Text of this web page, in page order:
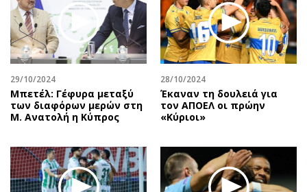
29/10/2024
Μπετέλ: Γέφυρα μεταξύ
των διαφόρων μερών στη
Μ. Ανατολή η Κύπρος
28/10/2024
Έκαναν τη δουλειά για
τον ΑΠΟΕΛ οι πρώην
«Κύριοι»